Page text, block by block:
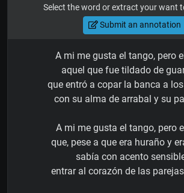
Select the word or extract your want
Submit an annotation
A mi me gusta el tango, pero
aquel que fue tildado de
que entró a copar la banca a
con su alma de arrabal y su
A mi me gusta el tango, pero
que, pese a que era huraño y
sabía con acento
entrar al corazón de las